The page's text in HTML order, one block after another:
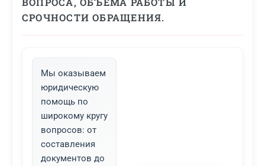
СРОЧНОСТИ ОБРАЩЕНИЯ.
Мы оказываем
юридическую
помощь по
широкому кругу
вопросов: от
составления
документов до